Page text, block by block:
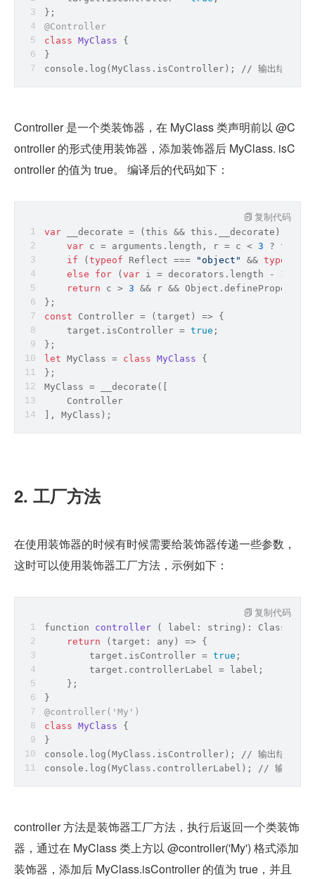
};
@Controller
class MyClass
{
}
console. log (MyClass.isController); // 输出结果：
Controller 是一个类装饰器，在 MyClass 类声明前以 @C
ontroller 的形式使用装饰器，添加装饰器后 MyClass. isC
ontroller 的值为 true。 编译后的代码如下：
var __decorate = ( this && this .__decorate) ||
var c = arguments .length, r = c < 3 ?
if ( typeof Reflect === "object" && typeof
else
for ( var i = decorators.length - 1
return c > 3 && r && Object
};
const Controller = ( target ) => {
    target.isController =
true ;
};
let MyClass = class MyClass
{
};
MyClass = __decorate([
    Controller
], MyClass);
复制代码
2. 工厂方法
在使用装饰器的时候有时候需要给装饰器传递一些参数，
这时可以使用装饰器工厂方法，示例如下：
function controller ( label: string) :
return
( target: any ) => {
        target.isController =
true ;
        target.controllerLabel = label;
    };
}
@controller( 'My' )
class MyClass
{
}
console. log (MyClass.isController); // 输出结果为
console. log (MyClass.controllerLabel); // 输出结
复制代码
controller 方法是装饰器工厂方法，执行后返回一个类装饰
器，通过在 MyClass 类上方以 @controller('My') 格式添加
装饰器，添加后 MyClass.isController 的值为 true，并且